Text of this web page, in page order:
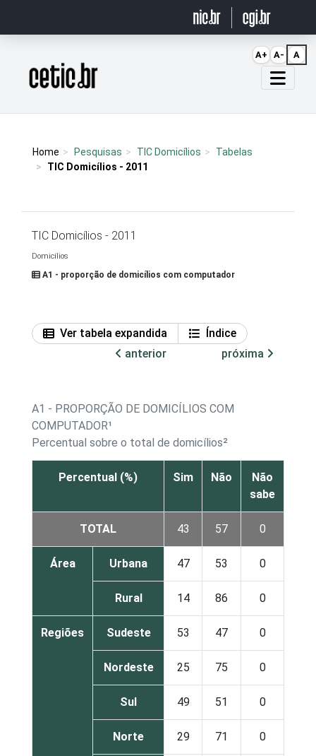
Página inicial
Home Pesquisas TIC Domicílios
Tabelas
TIC Domicílios - 2011
TIC Domicílios - 2011
Domicílios
A1 - proporção de domicílios com computador
Ver tabela expandida
Índice
anterior
próxima
A1 - PROPORÇÃO DE DOMICÍLIOS COM
COMPUTADOR¹
Percentual sobre o total de domicílios²
Percentual (%) Sim Não
Não
sabe
TOTAL 43 57 0
Área Urbana 47 53 0
Rural 14 86 0
Regiões Sudeste 53 47 0
Nordeste 25 75 0
Sul 49 51 0
Norte 29 71 0
A+ A- A